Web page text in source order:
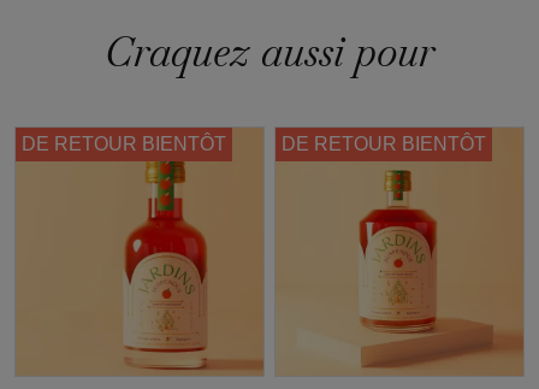
Craquez aussi pour
DE RETOUR BIENTÔT DE RETOUR BIENTÔT